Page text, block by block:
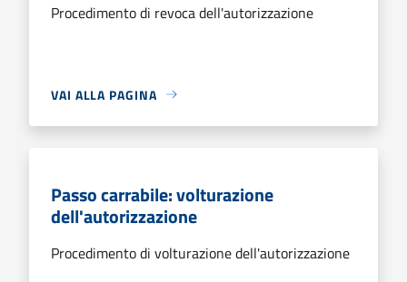
Procedimento di revoca dell'autorizzazione
VAI ALLA PAGINA
Passo carrabile: volturazione
dell'autorizzazione
Procedimento di volturazione dell'autorizzazione